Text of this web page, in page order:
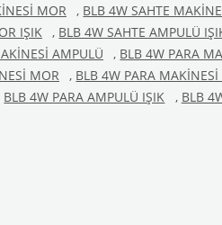
MOR
, BLB 4W SAHTE
IŞIK
, BLB 4W SAHTE AMPULÜ
AMPULÜ
, BLB 4W PARA
MOR
, BLB 4W PARA
BLB 4W PARA AMPULÜ IŞIK , BLB